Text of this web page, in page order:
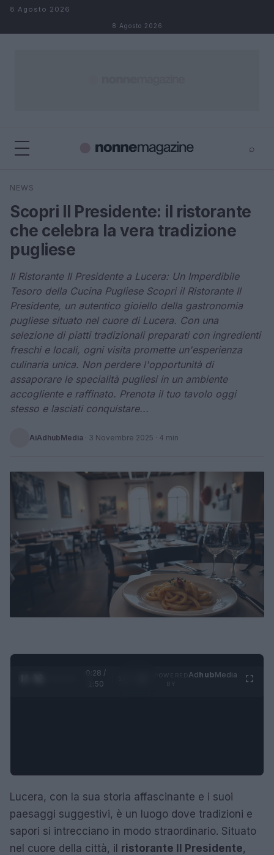
Salta al contenuto
8 Agosto 2026
8 Agosto 2026
⌕
Cerca
NEWS
Scopri Il Presidente: il ristorante
che celebra la vera tradizione
pugliese
Il Ristorante Il Presidente a Lucera: Un Imperdibile
Tesoro della Cucina Pugliese Scopri il Ristorante Il
Presidente, un autentico gioiello della gastronomia
pugliese situato nel cuore di Lucera. Con una
selezione di piatti tradizionali preparati con ingredienti
freschi e locali, ogni visita promette un'esperienza
culinaria unica. Non perdere l'opportunità di
assaporare le specialità pugliesi in un ambiente
accogliente e raffinato. Prenota il tuo tavolo oggi
stesso e lasciati conquistare...
AiAdhubMedia · 3 Novembre 2025 · 4 min
0:29 /
1:50
AdhubMedia
Lucera, con la sua storia affascinante e i suoi
paesaggi suggestivi, è un luogo dove tradizioni e
sapori si intrecciano in modo straordinario. Situato
nel cuore della città, il ristorante Il Presidente,